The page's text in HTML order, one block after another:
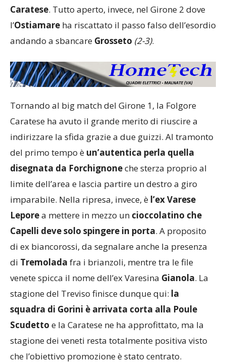
Caratese. Tutto aperto, invece, nel Girone 2 dove
l’Ostiamare ha riscattato il passo falso dell’esordio
andando a sbancare Grosseto (2-3).
Tornando al big match del Girone 1, la Folgore
Caratese ha avuto il grande merito di riuscire a
indirizzare la sfida grazie a due guizzi. Al tramonto
del primo tempo è un’autentica perla quella
disegnata da Forchignoneche sterza proprio al
limite dell’area e lascia partire un destro a giro
imparabile. Nella ripresa, invece, è l’ex Varese
Leporea mettere in mezzo un cioccolatino che
Capelli deve solo spingere in porta. A proposito
di ex biancorossi, da segnalare anche la presenza
di Tremolada fra i brianzoli, mentre tra le file
venete spicca il nome dell’ex Varesina Gianola. La
stagione del Treviso finisce dunque qui: la
squadra di Gorini è arrivata corta alla Poule
Scudetto e la Caratese ne ha approfittato, ma la
stagione dei veneti resta totalmente positiva visto
che l’obiettivo promozione è stato centrato.